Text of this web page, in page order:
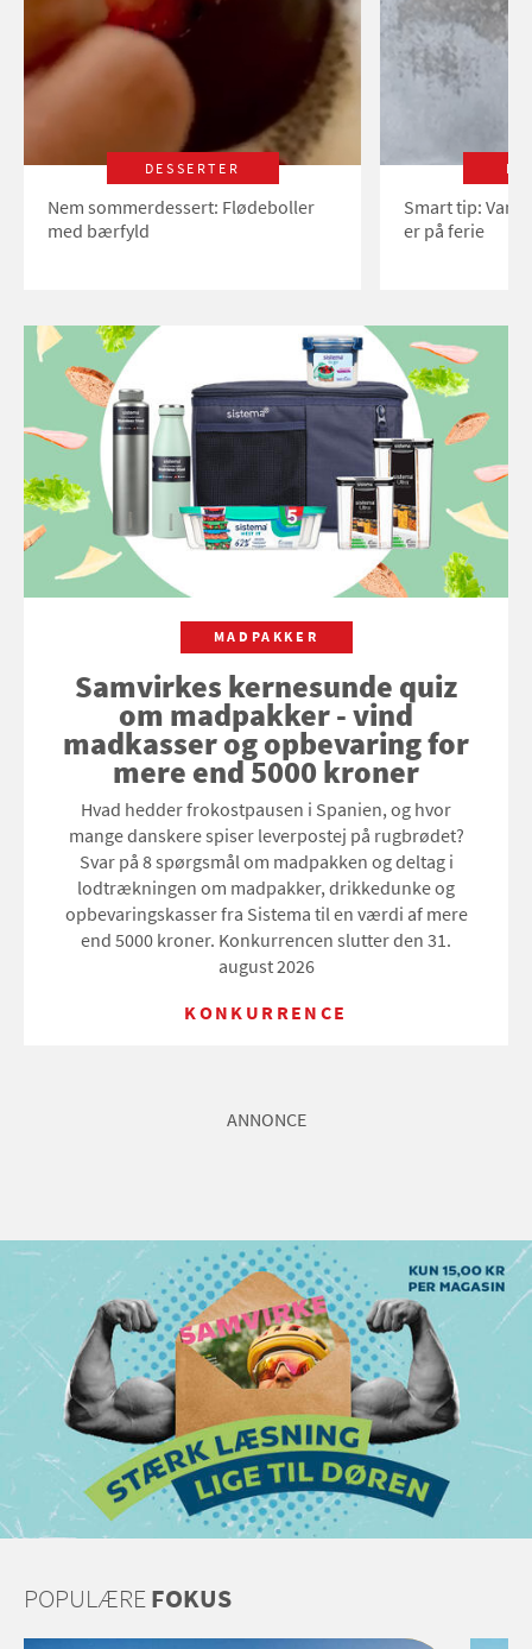
DESSERTER
Nem sommerdessert: Flødeboller
med bærfyld
Smart tip:
er på ferie
MADPAKKER
Samvirkes kernesunde quiz
om madpakker - vind
madkasser og opbevaring for
mere end 5000 kroner
Hvad hedder frokostpausen i Spanien, og hvor
mange danskere spiser leverpostej på rugbrødet?
Svar på 8 spørgsmål om madpakken og deltag i
lodtrækningen om madpakker, drikkedunke og
opbevaringskasser fra Sistema til en værdi af mere
end 5000 kroner. Konkurrencen slutter den 31.
august 2026
KONKURRENCE
ANNONCE
POPULÆREFOKUS